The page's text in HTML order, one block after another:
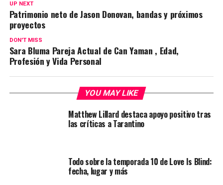
UP NEXT
Patrimonio neto de Jason Donovan, bandas y próximos
proyectos
DON'T MISS
Sara Bluma Pareja Actual de Can Yaman , Edad,
Profesión y Vida Personal
YOU MAY LIKE
Matthew Lillard destaca apoyo positivo tras
las críticas a Tarantino
Todo sobre la temporada 10 de Love Is Blind:
fecha, lugar y más